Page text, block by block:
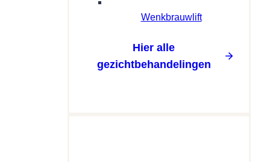
Wenkbrauwlift
Hier alle
gezichtbehandelingen